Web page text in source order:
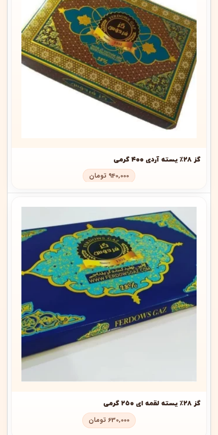
گز ۲۸٪ پسته آردی ۴۰۰ گرمی
940,000 تومان
گز ۲۸٪ پسته لقمه ای ۲۵۰ گرمی
630,000 تومان